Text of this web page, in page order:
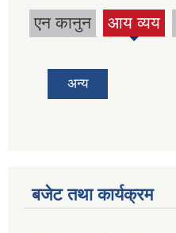
एन कानुन आय व्यय
(active
अन्य
बजेट तथा कार्यक्रम